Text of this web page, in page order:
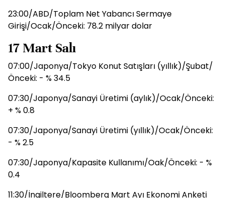
23:00/ABD/Toplam Net Yabancı Sermaye
Girişi/Ocak/Önceki: 78.2 milyar dolar
17 Mart Salı
07:00/Japonya/Tokyo Konut Satışları (yıllık)/Şubat/
Önceki: - % 34.5
07:30/Japonya/Sanayi Üretimi (aylık)/Ocak/Önceki:
+ % 0.8
07:30/Japonya/Sanayi Üretimi (yıllık)/Ocak/Önceki:
- % 2.5
07:30/Japonya/Kapasite Kullanımı/Oak/Önceki: - %
0.4
11:30/İngiltere/Bloomberg Mart Ayı Ekonomi Anketi